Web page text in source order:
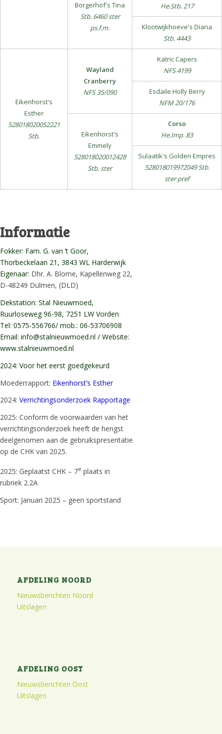
Borgerhof's Tina
Stb. 6460 ster
ps.f.m.
He.Stb. 217
Klootwijkhoeve's Diana
Stb. 4443
Eikenhorst's
Esther
528018020052221
Stb.
Wayland
Cranberry
NFS 35/090
Katric Capers
NFS 4199
Esdaile Holly Berry
NFM 20/176
Eikenhorst's
Emmely
528018020012428
Stb. ster
Corso
He.Imp. 83
Sulaatik's Golden Empres
528018019972049 Stb.
ster pref
Informatie
Fokker: Fam. G. van ’t Goor,
Thorbeckelaan 21, 3843 WL Harderwijk
Eigenaar: Dhr. A. Blome, Kapellenweg 22,
D-48249 Dülmen, (DLD)
Dekstation: Stal Nieuwmoed,
Ruurloseweg 96-98, 7251 LW Vorden
Tel: 0575-556766/ mob.: 06-53706908
Email: info@stalnieuwmoed.nl / Website:
www.stalnieuwmoed.nl
2024: Voor het eerst goedgekeurd
Moederrapport: Eikenhorst’s Esther
2024: Verrichtingsonderzoek Rapportage
2025: Conform de voorwaarden van het
verrichtingsonderzoek heeft de hengst
deelgenomen aan de gebruikspresentatie
op de CHK van 2025.
2025: Geplaatst CHK – 7e plaats in
rubriek 2.2A
Sport: Januari 2025 – geen sportstand
AFDELING NOORD
Nieuwsberichten Noord
Uitslagen
AFDELING OOST
Nieuwsberichten Oost
Uitslagen